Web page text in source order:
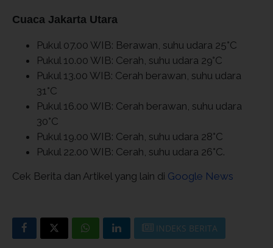
Cuaca Jakarta Utara
Pukul 07.00 WIB: Berawan, suhu udara 25°C
Pukul 10.00 WIB: Cerah, suhu udara 29°C
Pukul 13.00 WIB: Cerah berawan, suhu udara
31°C
Pukul 16.00 WIB: Cerah berawan, suhu udara
30°C
Pukul 19.00 WIB: Cerah, suhu udara 28°C
Pukul 22.00 WIB: Cerah, suhu udara 26°C.
Cek Berita dan Artikel yang lain di Google News
INDEKS BERITA